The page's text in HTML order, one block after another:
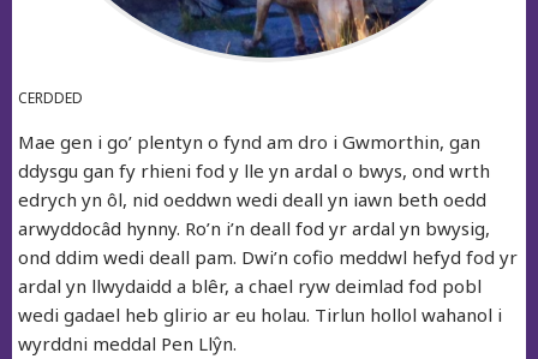
CERDDED
Mae gen i go’ plentyn o fynd am dro i Gwmorthin, gan
ddysgu gan fy rhieni fod y lle yn ardal o bwys, ond wrth
edrych yn ôl, nid oeddwn wedi deall yn iawn beth oedd
arwyddocâd hynny. Ro’n i’n deall fod yr ardal yn bwysig,
ond ddim wedi deall pam. Dwi’n cofio meddwl hefyd fod yr
ardal yn llwydaidd a blêr, a chael ryw deimlad fod pobl
wedi gadael heb glirio ar eu holau. Tirlun hollol wahanol i
wyrddni meddal Pen Llŷn.